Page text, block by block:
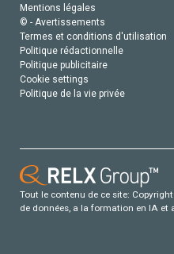
Mentions légales
© - Avertissements
Termes et conditions d'utilisation
Politique rédactionnelle
Politique publicitaire
Cookie settings
Politique de la vie privée
Tout le contenu de ce site:
de données, a la formation en IA